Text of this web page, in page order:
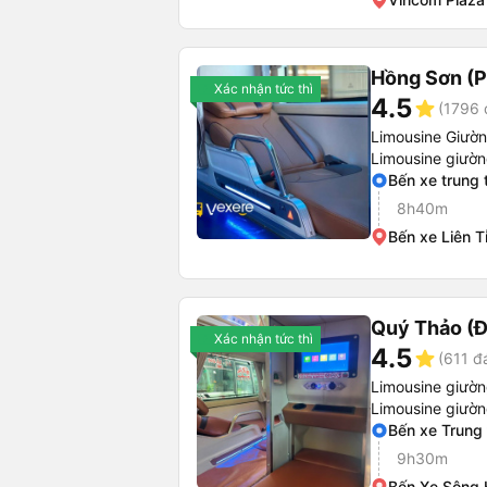
Xác nhận tức thì Hồng Sơn
4.5star (1796
Limousine
Limousine
Bến xe trung
8h40m
Bến xe Liên
Xác nhận tức thì Quý Thảo
4.5star (611
Limousine
Limousine
Bến xe
9h30m